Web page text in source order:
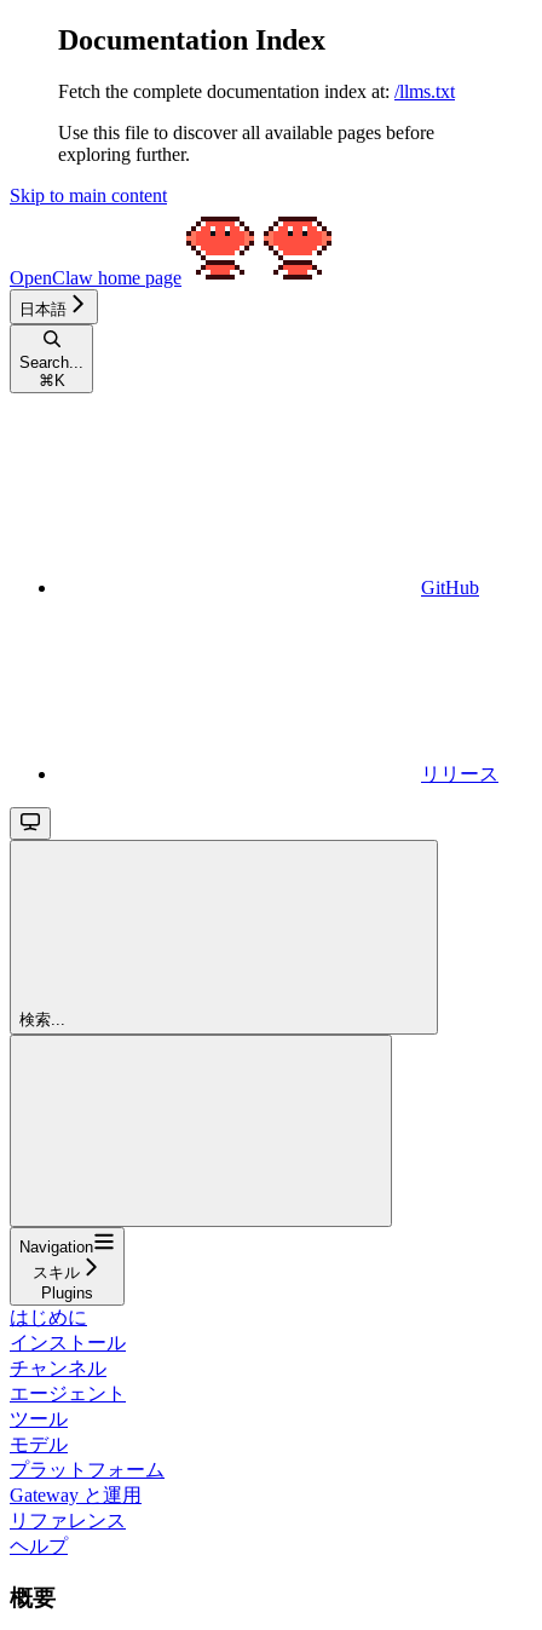
Documentation Index
Fetch the complete documentation index at: /llms.txt
Use this file to discover all available pages before
exploring further.
Skip to main content
OpenClaw home page
日本語
Search...
⌘ K
GitHub
リリース
検索...
Navigation
スキル
Plugins
はじめに
インストール
チャンネル
エージェント
ツール
モデル
プラットフォーム
Gateway と運用
リファレンス
ヘルプ
概要